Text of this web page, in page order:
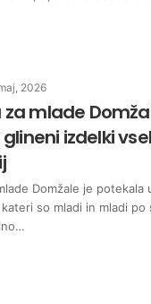
2026
za mlade
izdelki
Domžale je potekala
so mladi in mladi po